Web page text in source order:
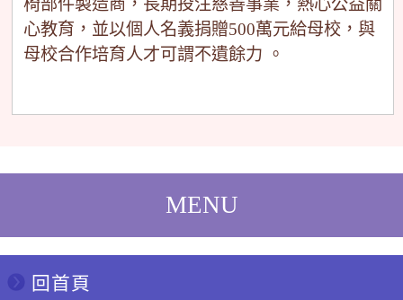
椅部件製造商，長期投注慈善事業，熱心公益關
心教育，並以個人名義捐贈500萬元給母校，與
母校合作培育人才可謂不遺餘力 。
回首頁